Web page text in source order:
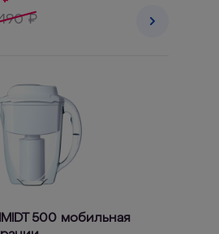
₽
500 мобильная